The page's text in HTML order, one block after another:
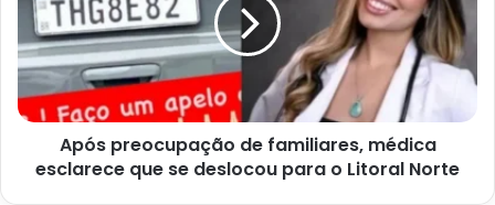
familiares,
médica
esclarece
que
se
deslocou
Após preocupação de familiares, médica
esclarece que se deslocou para o Litoral Norte